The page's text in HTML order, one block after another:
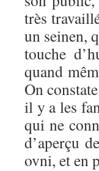
très
un seinen,
touche
quand
On
il y a les
qui ne
d’aperçu
ovni, et en